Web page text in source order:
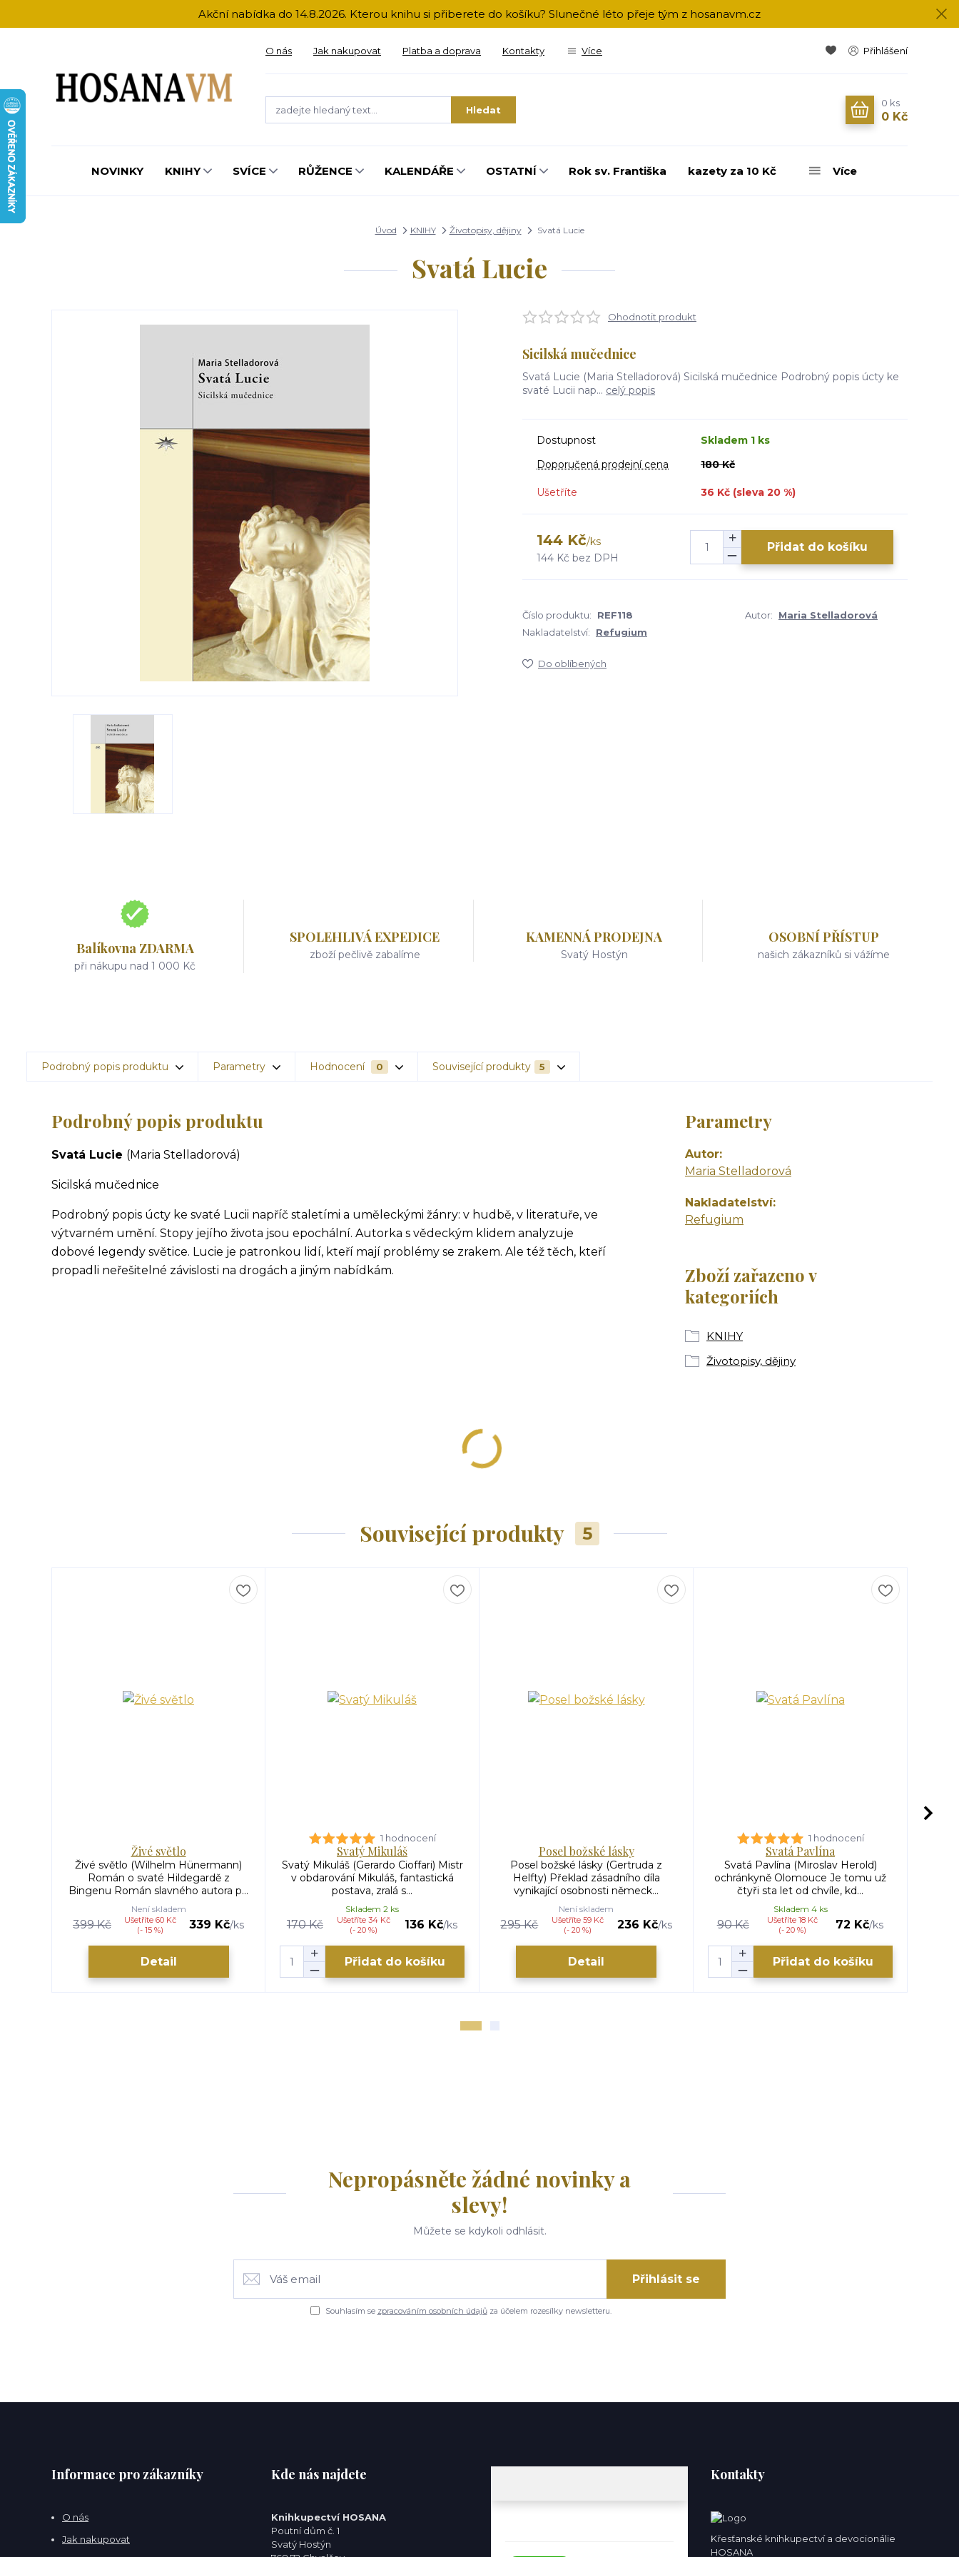
Akční nabídka do 14.8.2026. Kterou knihu si přiberete do košíku? Slunečné léto přeje tým z hosanavm.cz
O nás Jak nakupovat Platba a doprava Kontakty Více Přihlášení
Hledat
0 ks
0 Kč
NOVINKY KNIHY SVÍCE RŮŽENCE KALENDÁŘE OSTATNÍ Rok sv. Františka kazety za 10 Kč Více
Úvod KNIHY Životopisy, dějiny Svatá Lucie
Svatá Lucie
Ohodnotit produkt
Sicilská mučednice
Svatá Lucie (Maria Stelladorová) Sicilská mučednice Podrobný popis úcty ke
svaté Lucii nap... celý popis
Dostupnost
Skladem 1 ks
Doporučená prodejní cena
180 Kč
Ušetříte 36 Kč (sleva 20 %)
144 Kč/ks
144 Kč bez DPH
Přidat do košíku
Číslo produktu: REF118 Autor:
Maria Stelladorová
Nakladatelství:
Refugium
Do oblíbených
Balíkovna ZDARMA
při nákupu nad 1 000 Kč
SPOLEHLIVÁ EXPEDICE
zboží pečlivě zabalíme
KAMENNÁ PRODEJNA
Svatý Hostýn
OSOBNÍ PŘÍSTUP
našich zákazníků si vážíme
Podrobný popis produktu Parametry Hodnocení 0 Související produkty 5
Podrobný popis produktu
Svatá Lucie (Maria Stelladorová)
Sicilská mučednice
Podrobný popis úcty ke svaté Lucii napříč staletími a uměleckými žánry: v hudbě, v literatuře, ve
výtvarném umění. Stopy jejího života jsou epochální. Autorka s vědeckým klidem analyzuje
dobové legendy světice. Lucie je patronkou lidí, kteří mají problémy se zrakem. Ale též těch, kteří
propadli neřešitelné závislosti na drogách a jiným nabídkám.
Parametry
Autor
Maria Stelladorová
Nakladatelství
Refugium
Zboží zařazeno v
kategoriích
KNIHY
Životopisy, dějiny
Související produkty 5
Živé světlo
Živé světlo (Wilhelm Hünermann)
Román o svaté Hildegardě z
Bingenu Román slavného autora p...
399 Kč
Ušetříte 60 Kč
(- 15 %)
339 Kč/ks
Není skladem
Detail
1 hodnocení
Svatý Mikuláš
Svatý Mikuláš (Gerardo Cioffari) Mistr
v obdarování Mikuláš, fantastická
postava, zralá s...
170 Kč
Ušetříte 34 Kč
(- 20 %)
136 Kč/ks
Skladem 2 ks
Přidat do košíku
Posel božské lásky
Posel božské lásky (Gertruda z
Helfty) Překlad zásadního díla
vynikající osobnosti německ...
295 Kč
Ušetříte 59 Kč
(- 20 %)
236 Kč/ks
Není skladem
Detail
1 hodnocení
Svatá Pavlína
Svatá Pavlína (Miroslav Herold)
ochránkyně Olomouce Je tomu už
čtyři sta let od chvíle, kd...
90 Kč
Ušetříte 18 Kč
(- 20 %)
72 Kč/ks
Skladem 4 ks
Přidat do košíku
Nepropásněte žádné novinky a
slevy!
Můžete se kdykoli odhlásit.
Přihlásit se
Souhlasím se zpracováním osobních údajůza účelem rozesílky newsletteru.
Informace pro zákazníky
O nás
Jak nakupovat
Kde nás najdete
Knihkupectví HOSANA
Poutní dům č. 1
Svatý Hostýn
Kontakty
Křesťanské knihkupectví a devocionálie
HOSANA